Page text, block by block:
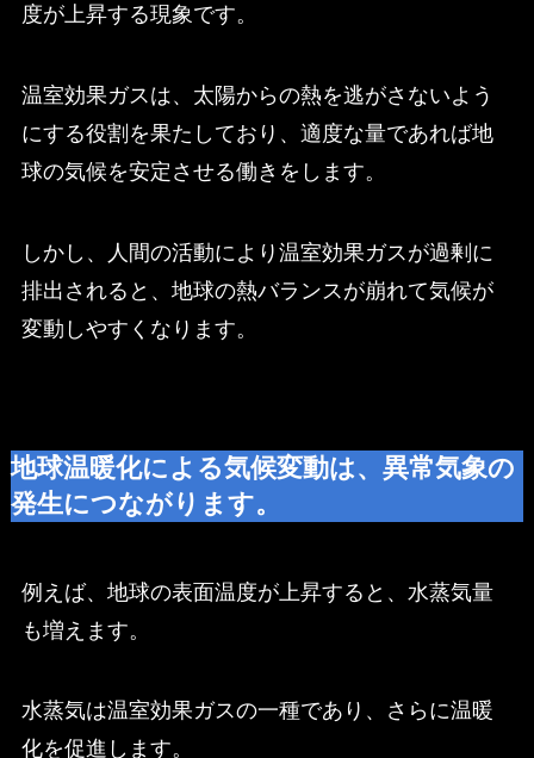
度が上昇する現象です。
温室効果ガスは、太陽からの熱を逃がさないよう
にする役割を果たしており、適度な量であれば地
球の気候を安定させる働きをします。
しかし、人間の活動により温室効果ガスが過剰に
排出されると、地球の熱バランスが崩れて気候が
変動しやすくなります。
地球温暖化による気候変動は、異常気象の
発生につながります。
例えば、地球の表面温度が上昇すると、水蒸気量
も増えます。
水蒸気は温室効果ガスの一種であり、さらに温暖
化を促進します。